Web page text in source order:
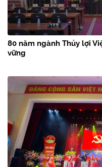
80 năm ngành Thủy lợi
vững